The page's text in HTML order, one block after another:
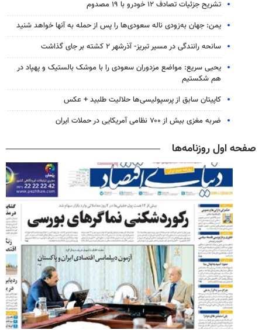
تشریح جزئیات تصادف ۱۲ خودرو با ۱۹ مصدوم
یمن: جهان به‌زودی ناله سعودی‌ها را پس از حمله به آنها خواهد شنید
سانحه رانندگی در مسیر تبریز- آذرشهر ۲ کشته بر جای گذاشت
یحیی سریع: مواضع مزدوران سعودی را با موشک بالستیک و پهپاد در
هم شکستیم
کاپیتان سابق از پرسپولیسی‌ها حلالیت طلبید + عکس
ضربه مغزی بیش از ۷۰۰ نظامی آمریکایی در حملات ایران
صفحه اول روزنامه‌ها